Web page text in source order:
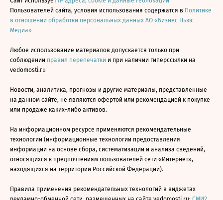
Пользователей сайта, условия использования содержатся в Политике
в отношении обработки персональных данных АО «Бизнес Ньюс
Медиа»
Любое использование материалов допускается только при
соблюдении правил перепечатки и при наличии гиперссылки на
vedomosti.ru
Новости, аналитика, прогнозы и другие материалы, представленные
на данном сайте, не являются офертой или рекомендацией к покупке
или продаже каких-либо активов.
На информационном ресурсе применяются рекомендательные
технологии (информационные технологии предоставления
информации на основе сбора, систематизации и анализа сведений,
относящихся к предпочтениям пользователей сети «Интернет»,
находящихся на территории Российской Федерации).
Правила применения рекомендательных технологий в виджетах